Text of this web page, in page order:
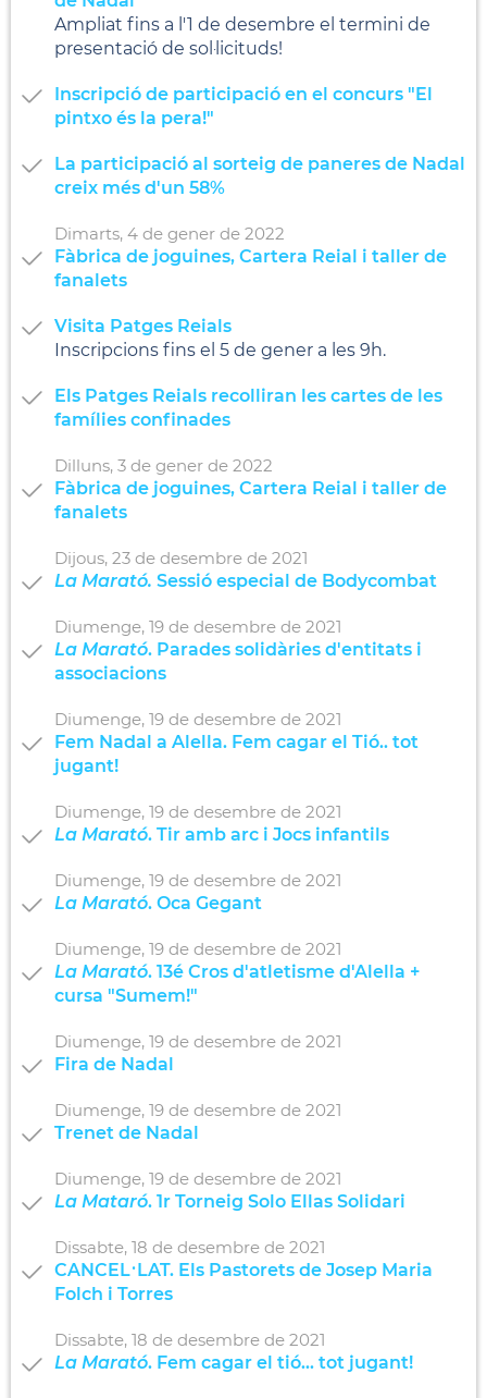
Ampliat fins a l'1 de desembre el termini de
presentació de sol·licituds!
Inscripció de participació en el concurs "El
pintxo és la pera!"
La participació al sorteig de paneres de Nadal
creix més d'un 58%
Dimarts, 4 de gener de 2022
Fàbrica de joguines, Cartera Reial i taller de
fanalets
Visita Patges Reials
Inscripcions fins el 5 de gener a les 9h.
Els Patges Reials recolliran les cartes de les
famílies confinades
Dilluns, 3 de gener de 2022
Fàbrica de joguines, Cartera Reial i taller de
fanalets
Dijous, 23 de desembre de 2021
La Marató. Sessió especial de Bodycombat
Diumenge, 19 de desembre de 2021
La Marató. Parades solidàries d'entitats i
associacions
Diumenge, 19 de desembre de 2021
Fem Nadal a Alella. Fem cagar el Tió.. tot
jugant!
Diumenge, 19 de desembre de 2021
La Marató. Tir amb arc i Jocs infantils
Diumenge, 19 de desembre de 2021
La Marató. Oca Gegant
Diumenge, 19 de desembre de 2021
La Marató. 13é Cros d'atletisme d'Alella +
cursa "Sumem!"
Diumenge, 19 de desembre de 2021
Fira de Nadal
Diumenge, 19 de desembre de 2021
Trenet de Nadal
Diumenge, 19 de desembre de 2021
La Mataró. 1r Torneig Solo Ellas Solidari
Dissabte, 18 de desembre de 2021
CANCEL·LAT. Els Pastorets de Josep Maria
Folch i Torres
Dissabte, 18 de desembre de 2021
La Marató. Fem cagar el tió... tot jugant!